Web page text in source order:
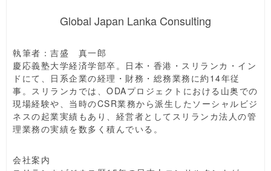
Global Japan Lanka Consulting
執筆者：吉盛 真一郎
慶応義塾大学経済学部卒。日本・香港・スリランカ・イン
ドにて、日系企業の経理・財務・総務業務に約14年従
事。スリランカでは、ODAプロジェクトにおける山奥での
現場経験や、当時のCSR業務から派生したソーシャルビジ
ネスの起業実績もあり、経営者としてスリランカ法人の管
理業務の実績を数多く積んでいる。
会社案内